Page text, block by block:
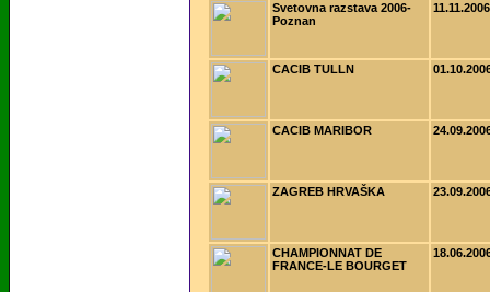
Svetovna razstava 2006-
Poznan
11.11.2006
CACIB TULLN
CACIB MARIBOR
ZAGREB HRVAŠKA
CHAMPIONNAT DE
FRANCE-LE BOURGET